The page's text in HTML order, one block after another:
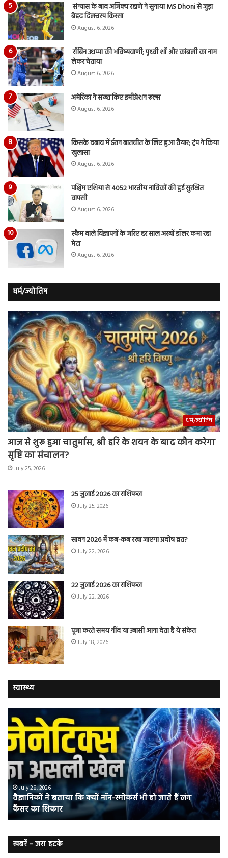
संन्यास के बाद अजिंक्‍य रहाणे ने सुनाया MS Dhoni से जुड़ा
बेहद दिलचस्प किस्सा
August 6, 2026
रॉबिन उथप्पा की भविष्यवाणी; पृथ्वी शॉ और कांबली का नाम
लेकर चेताया
August 6, 2026
अमेरिका ने सख्त किए इमीग्रेशन रूल्स
August 6, 2026
किसके दबाव में ईरान बातचीत के लिए हुआ तैयार; ट्रंप ने किया
खुलासा
August 6, 2026
पश्चिम एशिया से 4052 भारतीय नाविकों की हुई सुरक्षित
वापसी
August 6, 2026
स्कैम वाले विज्ञापनों के जरिए हर साल अरबों डॉलर कमा रहा
मेटा
August 6, 2026
धर्म/ज्योतिष
धर्म/ज्योतिष
आज से शुरू हुआ चातुर्मास, श्री हरि के शयन के बाद कौन करेगा
सृष्टि का संचालन?
July 25, 2026
25 जुलाई 2026 का राशिफल
July 25, 2026
सावन 2026 में कब-कब रखा जाएगा प्रदोष व्रत?
July 22, 2026
22 जुलाई 2026 का राशिफल
July 22, 2026
पूजा करते समय नींद या उबासी आना देता है ये संकेत
July 18, 2026
स्वास्थ्य
ने
बताया
कि
क्यों
नॉन-
स्मोकर्स
भी
जाते
हैं
कैंसर का
शिकार
July 28, 2026
वैज्ञानिकों ने बताया कि क्यों नॉन-स्मोकर्स भी हो जाते हैं लंग
कैंसर का शिकार
में
की
खबरें – जरा हटके